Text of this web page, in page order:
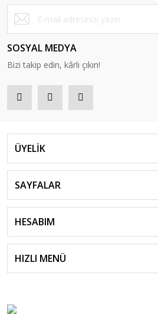
SOSYAL MEDYA
Bizi takip edin, kârlı çıkın!
ÜYELİK
SAYFALAR
HESABIM
HIZLI MENÜ